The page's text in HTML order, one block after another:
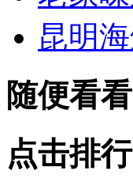
昆明
随便看看
点击排行